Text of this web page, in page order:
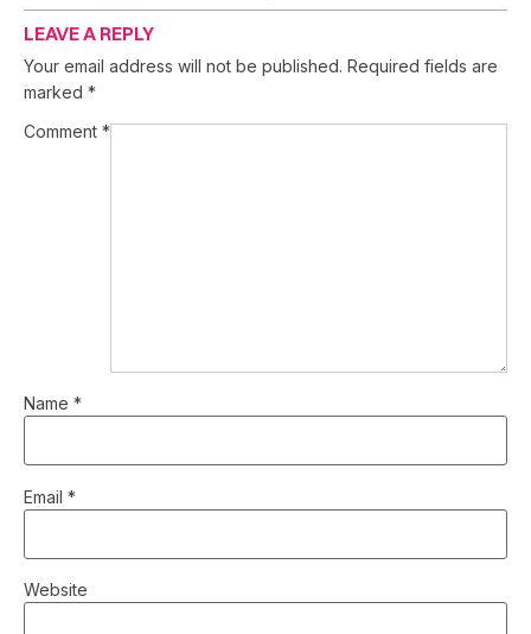
LEAVE A REPLY
Your email address will not be published. Required fields are
marked *
Comment *
Name *
Email *
Website